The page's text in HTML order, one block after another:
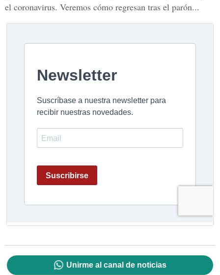
el coronavirus. Veremos cómo regresan tras el parón...
Unirme al canal de noticias